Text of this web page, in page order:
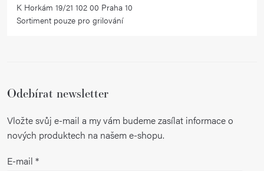
K Horkám 19/21 102 00 Praha 10
Sortiment pouze pro grilování
Odebírat newsletter
Vložte svůj e-mail a my vám budeme zasílat informace o
nových produktech na našem e-shopu.
E-mail